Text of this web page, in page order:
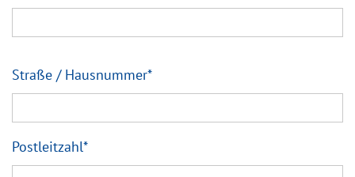
Straße / Hausnummer*
Postleitzahl*